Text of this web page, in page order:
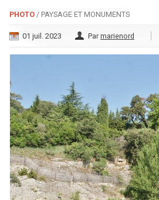
PHOTO / PAYSAGE ET MONUMENTS
01 juil. 2023 Par marienord